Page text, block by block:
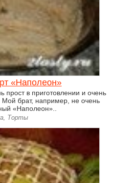
«Наполеон»
прост в приготовлении и очень
брат, например, не очень
«Наполеон»..
Торты